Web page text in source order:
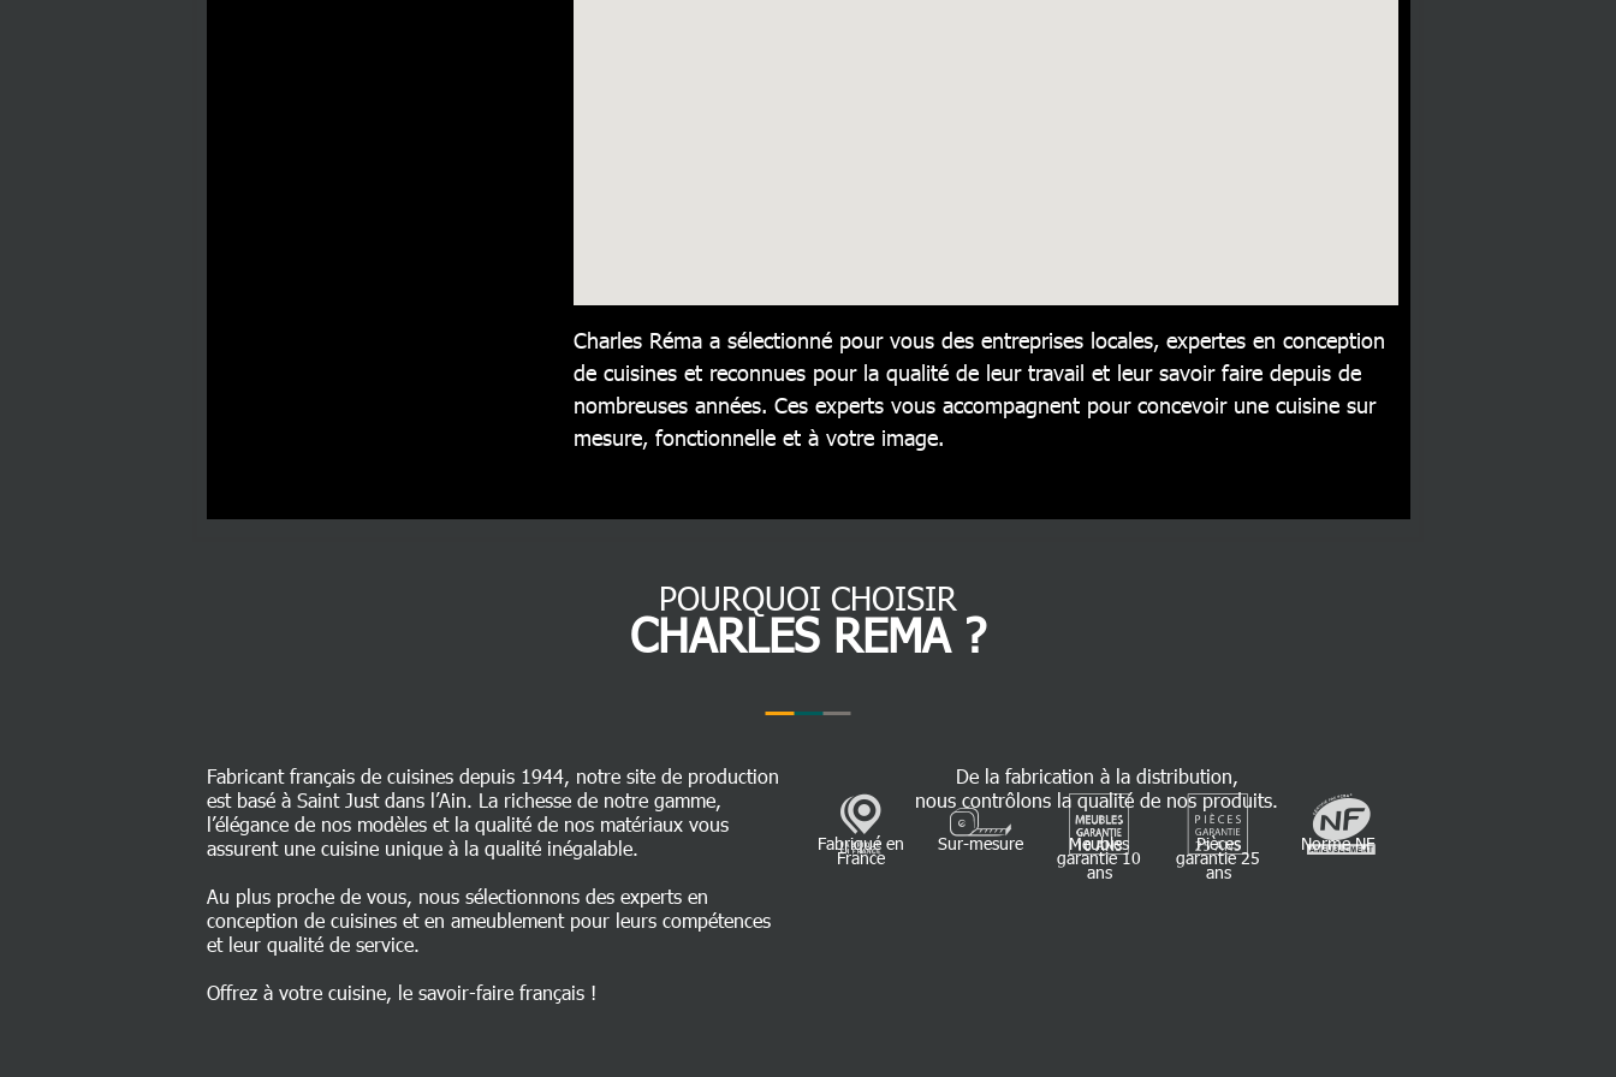
Charles Réma a sélectionné pour vous des entreprises locales, expertes en conception
de cuisines et reconnues pour la qualité de leur travail et leur savoir faire depuis de
nombreuses années. Ces experts vous accompagnent pour concevoir une cuisine sur
mesure, fonctionnelle et à votre image.
POURQUOI CHOISIR
CHARLES REMA ?
Fabricant français de cuisines depuis 1944, notre site de production
est basé à Saint Just dans l’Ain. La richesse de notre gamme,
l’élégance de nos modèles et la qualité de nos matériaux vous
assurent une cuisine unique à la qualité inégalable.
Au plus proche de vous, nous sélectionnons des experts en
conception de cuisines et en ameublement pour leurs compétences
et leur qualité de service.
Offrez à votre cuisine, le savoir-faire français !
De la fabrication à la distribution,
nous contrôlons la qualité de nos produits.
Fabriqué en
France
Sur-mesure Meubles
garantie 10
ans
Pièces
garantie 25
ans
Norme NF